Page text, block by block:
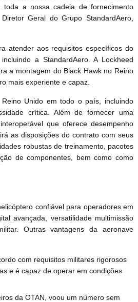
a nossa cadeia de fornecimento
Geral do Grupo StandardAero,
atender aos requisitos específicos do
a StandardAero. A Lockheed
a montagem do Black Hawk no Reino
mais experiente e capaz.
Unido em todo o país, incluindo
crítica. Além de fornecer uma
que oferece desempenho
as disposições do contrato com seus
robustas de treinamento, pacotes
de componentes, bem como como
confiável para operadores em
avançada, versatilidade multimissão
Outras vantagens da aeronave
com requisitos militares rigorosos
e é capaz de operar em condições
da OTAN, voou um número sem